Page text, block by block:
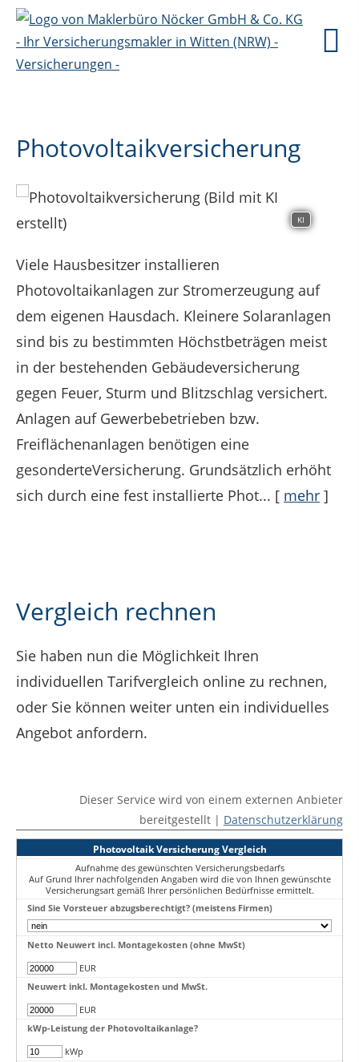
Photovoltaikversicherung
KI
Viele Hausbesitzer installieren
Photovoltaikanlagen zur Stromerzeugung auf
dem eigenen Hausdach. Kleinere Solaranlagen
sind bis zu bestimmten Höchstbeträgen meist
in der bestehenden Gebäudeversicherung
gegen Feuer, Sturm und Blitzschlag versichert.
Anlagen auf Gewerbebetrieben bzw.
Freiflächenanlagen benötigen eine
gesonderteVersicherung. Grundsätzlich erhöht
sich durch eine fest installierte Phot... [ mehr ]
Vergleich rechnen
Sie haben nun die Möglichkeit Ihren
individuellen Tarifvergleich online zu rechnen,
oder Sie können weiter unten ein individuelles
Angebot anfordern.
Dieser Service wird von einem externen Anbieter
bereitgestellt | Datenschutzerklärung
Photovoltaik Versicherung Vergleich
Aufnahme des gewünschten Versicherungsbedarfs
Auf Grund Ihrer nachfolgenden Angaben wird die von Ihnen gewünschte
Versicherungsart gemäß Ihrer persönlichen Bedürfnisse ermittelt.
Sind Sie Vorsteuer abzugsberechtigt? (meistens Firmen)
Netto Neuwert incl. Montagekosten (ohne MwSt)
EUR
Neuwert inkl. Montagekosten und MwSt.
EUR
kWp-Leistung der Photovoltaikanlage?
kWp